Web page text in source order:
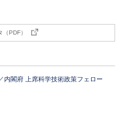
PDF）
内閣府 上席科学技術政策フェロー